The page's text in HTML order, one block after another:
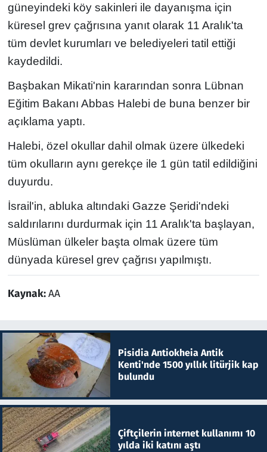
güneyindeki köy sakinleri ile dayanışma için
küresel grev çağrısına yanıt olarak 11 Aralık'ta
tüm devlet kurumları ve belediyeleri tatil ettiği
kaydedildi.
Başbakan Mikati'nin kararından sonra Lübnan
Eğitim Bakanı Abbas Halebi de buna benzer bir
açıklama yaptı.
Halebi, özel okullar dahil olmak üzere ülkedeki
tüm okulların aynı gerekçe ile 1 gün tatil edildiğini
duyurdu.
İsrail'in, abluka altındaki Gazze Şeridi'ndeki
saldırılarını durdurmak için 11 Aralık'ta başlayan,
Müslüman ülkeler başta olmak üzere tüm
dünyada küresel grev çağrısı yapılmıştı.
Kaynak:AA
Pisidia Antiokheia Antik
Kenti'nde 1500 yıllık litürjik kap
bulundu
Çiftçilerin internet kullanımı 10
yılda iki katını aştı
Televizyon